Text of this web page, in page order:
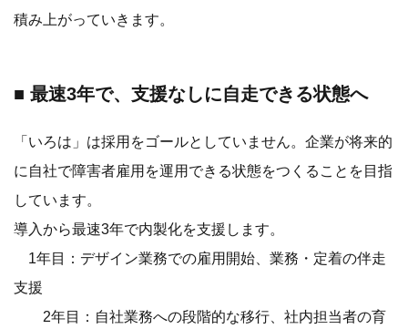
積み上がっていきます。
■ 最速3年で、支援なしに自走できる状態へ
「いろは」は採用をゴールとしていません。企業が将来的
に自社で障害者雇用を運用できる状態をつくることを目指
しています。
導入から最速3年で内製化を支援します。
1年目：デザイン業務での雇用開始、業務・定着の伴走
支援
2年目：自社業務への段階的な移行、社内担当者の育